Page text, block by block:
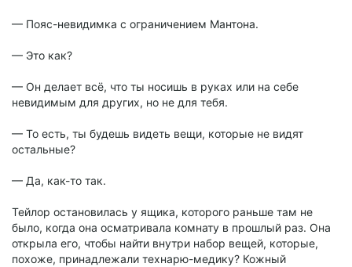
— Пояс-невидимка с ограничением Мантона.
— Это как?
— Он делает всё, что ты носишь в руках или на себе
невидимым для других, но не для тебя.
— То есть, ты будешь видеть вещи, которые не видят
остальные?
— Да, как-то так.
Тейлор остановилась у ящика, которого раньше там не
было, когда она осматривала комнату в прошлый раз. Она
открыла его, чтобы найти внутри набор вещей, которые,
похоже, принадлежали технарю-медику? Кожный